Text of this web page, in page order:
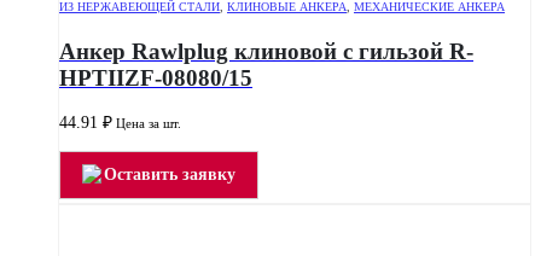
ИЗ НЕРЖАВЕЮЩЕЙ СТАЛИ КЛИНОВЫЕ АНКЕРА МЕХАНИЧЕСКИЕ АНКЕРА
Анкер Rawlplug клиновой с гильзой R-
HPTIIZF-08080/15
44.91 ₽ Цена за шт.
Оставить заявку